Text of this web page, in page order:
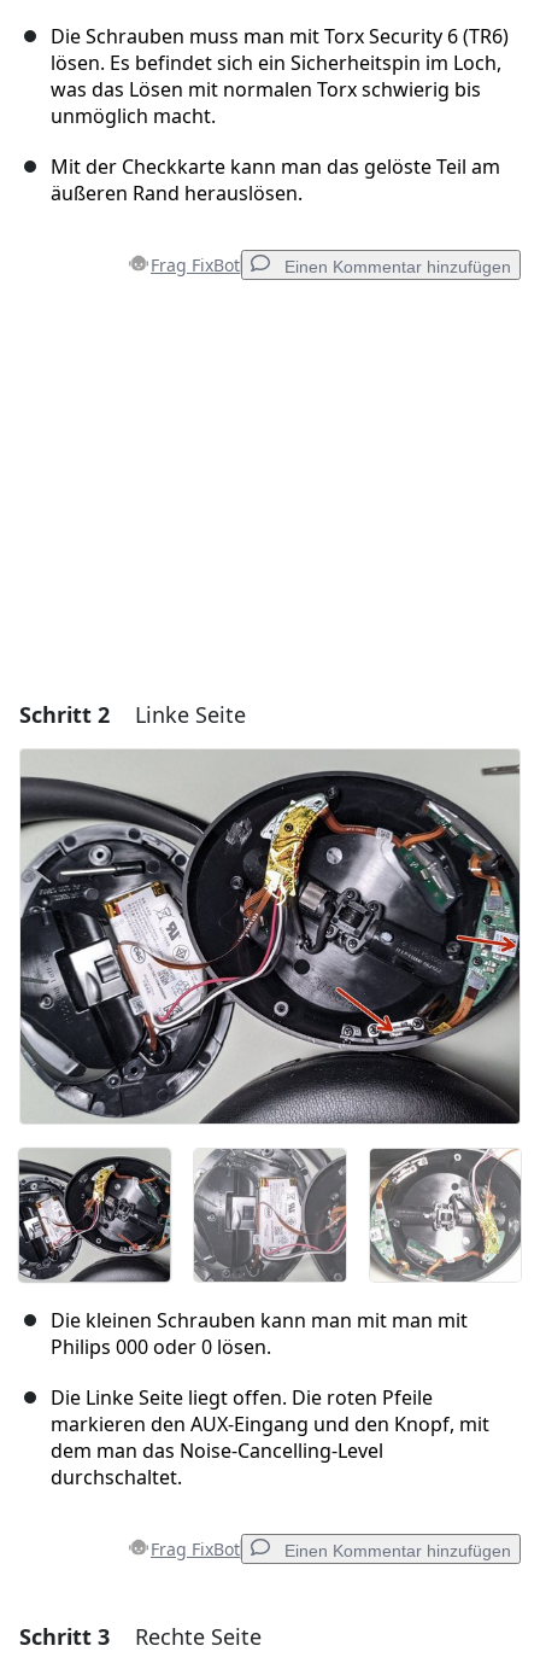
Die Schrauben muss man mit Torx Security 6 (TR6)
lösen. Es befindet sich ein Sicherheitspin im Loch,
was das Lösen mit normalen Torx schwierig bis
unmöglich macht.
Mit der Checkkarte kann man das gelöste Teil am
äußeren Rand herauslösen.
Frag FixBot Einen Kommentar hinzufügen
Schritt 2 Linke Seite
Die kleinen Schrauben kann man mit man mit
Philips 000 oder 0 lösen.
Die Linke Seite liegt offen. Die roten Pfeile
markieren den AUX-Eingang und den Knopf, mit
dem man das Noise-Cancelling-Level
durchschaltet.
Frag FixBot Einen Kommentar hinzufügen
Einen Kommentar hinzufügen
Schritt 3 Rechte Seite